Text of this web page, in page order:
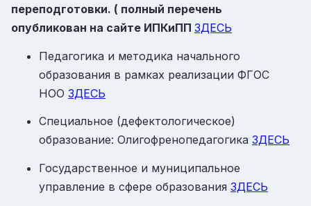
переподготовки. ( полный перечень
опубликован на сайте ИПКиПП ЗДЕСЬ
Педагогика и методика начального
образования в рамках реализации ФГОС
НОО ЗДЕСЬ
Специальное (дефектологическое)
образование: Олигофренопедагогика ЗДЕСЬ
Государственное и муниципальное
управление в сфере образования ЗДЕСЬ